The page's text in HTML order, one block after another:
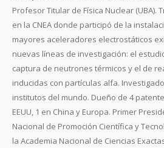
Profesor Titular de Física Nuclear (UBA).
en la CNEA donde participó de la
mayores aceleradores electrostáticos
nuevas líneas de investigación: el
captura de neutrones térmicos y el de
inducidas con partículas alfa.
institutos del mundo. Dueño de 4
EEUU, 1 en China y Europa. Primer
Nacional de Promoción Científica y
la Academia Nacional de Ciencias